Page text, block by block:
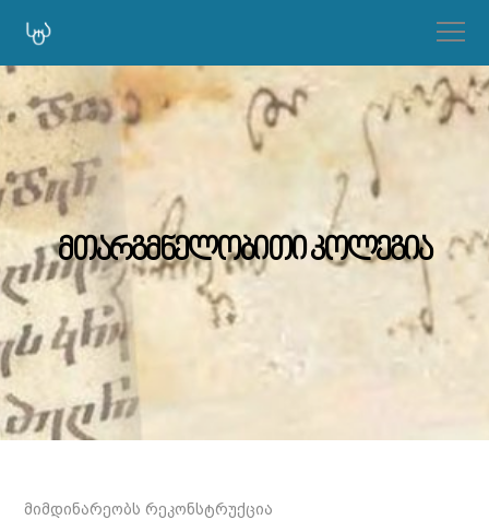
მთარგმნელობითი კოლეგია
მიმდინარეობს რეკონსტრუქცია